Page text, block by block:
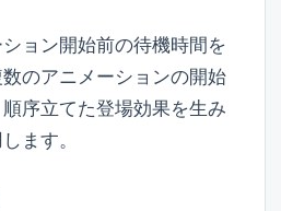
ョン開始前の待機時間を
のアニメーションの開始
序立てた登場効果を生み
ます。